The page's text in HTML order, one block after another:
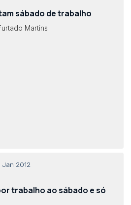
sábado de trabalho
Martins
Jan 2012
trabalho ao sábado e só